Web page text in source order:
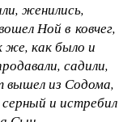
женились,
Ной в ковчег,
же, как было и
садили,
вышел из Содома,
и истребил